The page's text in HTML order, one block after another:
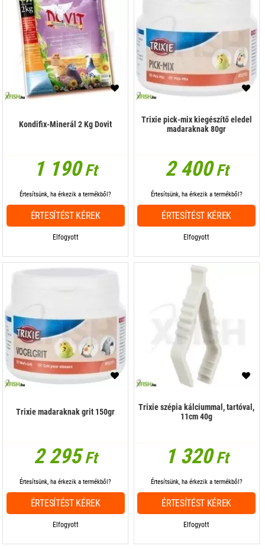
Kondifix-Minerál 2 Kg Dovit
1 190Ft
Elfogyott
Értesítsünk, ha érkezik a termékből?
ÉRTESÍTÉST KÉREK
Trixie pick-mix kiegészítő eledel
madaraknak 80gr
2 400Ft
Elfogyott
Értesítsünk, ha érkezik a termékből?
ÉRTESÍTÉST KÉREK
Trixie madaraknak grit 150gr
2 295Ft
Elfogyott
Értesítsünk, ha érkezik a termékből?
ÉRTESÍTÉST KÉREK
Trixie szépia kálciummal, tartóval,
11cm 40g
1 320Ft
Elfogyott
Értesítsünk, ha érkezik a termékből?
ÉRTESÍTÉST KÉREK